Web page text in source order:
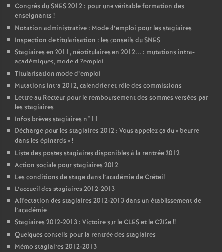
Congrès duSNES2012 : pour une véritable formation des
enseignants !
Notation administrative : Mode d’emploi pour les stagiaires
Inspection de titularisation : les conseils duSNES
Stagiaires en 2011, néotitulaires en 2012... : mutations intra-
académiques, mode d ?emploi
Titularisation mode d’emploi
Mutations intra 2012, calendrier et rôle des commissions
Lettre au Recteur pour le remboursement des sommes versées par
les stagiaires
Infos brèves stagiaires n°11
Décharge pour les stagiaires 2012 : Vous appelez ça du « beurre
dans les épinards »!
Liste des postes stagiaires disponibles à la rentrée 2012
Action sociale pour stagiaires 2012
Les conditions de stage dans l’académie de Créteil
L’accueil des stagiaires 2012-2013
Affectation des stagiaires 2012-2013 dans un établissement de
l’académie
Stagiaires 2012-2013 : Victoire sur leCLESet le C2I2e!!
Quelques conseils pour la rentrée des stagiaires
Mémo stagiaires 2012-2013